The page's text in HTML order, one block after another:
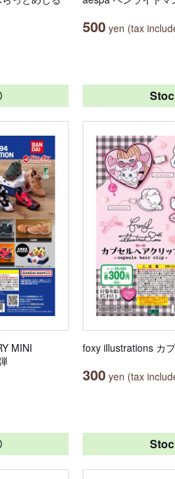
500 yen (tax
MINI
foxy illustrations カ
300 yen (tax